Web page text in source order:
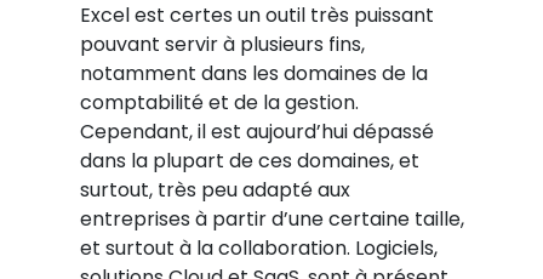
Excel est certes un outil très puissant
pouvant servir à plusieurs fins,
notamment dans les domaines de la
comptabilité et de la gestion.
Cependant, il est aujourd’hui dépassé
dans la plupart de ces domaines, et
surtout, très peu adapté aux
entreprises à partir d’une certaine taille,
et surtout à la collaboration. Logiciels,